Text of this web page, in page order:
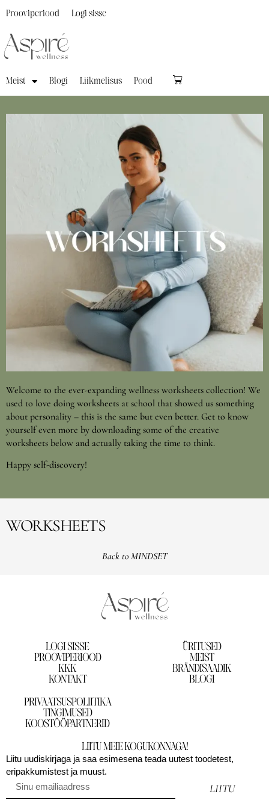
Meist Blogi Liikmelisus Pood
Prooviperiood Logi sisse
Welcome to the ever-expanding wellness worksheets collection! We
used to love doing worksheets at school that showed us something
about personality – this is the same but even better. Get to know
yourself even more by downloading some of the creative
worksheets below and actually taking the time to think.
Happy self-discovery!
WORKSHEETS
Back to MINDSET
LOGI SISSE
PROOVIPERIOOD
KKK
KONTAKT
ÜRITUSED
MEIST
BRÄNDISAADIK
BLOGI
PRIVAATSUSPOLIITIKA
TINGIMUSED
KOOSTÖÖPARTNERID
LIITU MEIE KOGUKONNAGA!
Liitu uudiskirjaga ja saa esimesena teada uutest toodetest,
eripakkumistest ja muust.
LIITU